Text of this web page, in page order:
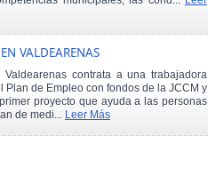
VALDEARENAS
Valdearenas contrata a una trabajadora
Plan de Empleo con fondos de la JCCM y
proyecto que ayuda a las personas
de medi... Leer Más